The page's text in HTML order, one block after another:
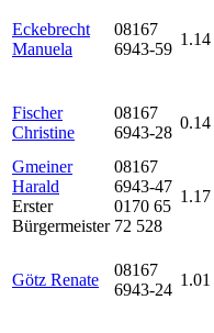
Eckebrecht
Manuela
08167
6943-59
1.14
Fischer
Christine
08167
6943-28
0.14
Gmeiner
Harald
Erster
Bürgermeister
08167
6943-47
0170 65
72 528
1.17
Götz Renate
08167
6943-24
1.01